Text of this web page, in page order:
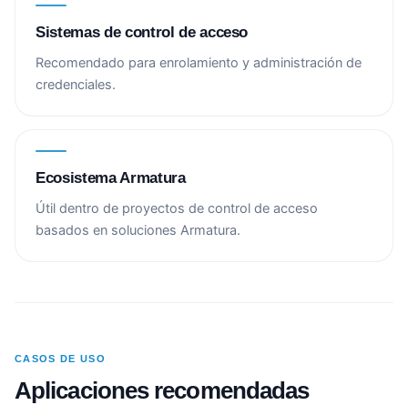
Sistemas de control de acceso
Recomendado para enrolamiento y administración de
credenciales.
Ecosistema Armatura
Útil dentro de proyectos de control de acceso
basados en soluciones Armatura.
CASOS DE USO
Aplicaciones recomendadas